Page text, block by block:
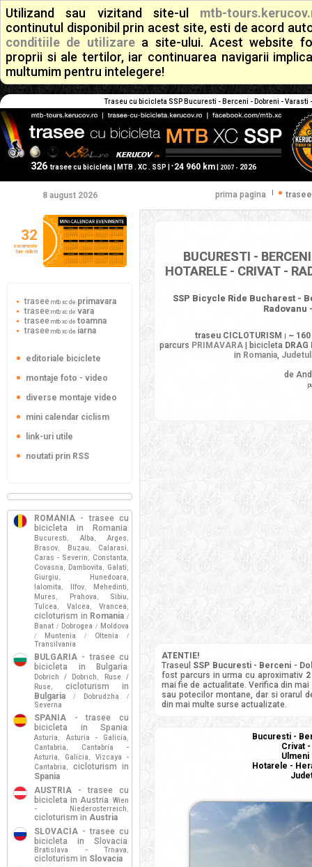
Utilizand sau vizitand site-ul mtb-
continutul disponibil prin acest site, esti de acord
conditiile de utilizarea site-ului. Acest website
proprii si ale tertilor, iar continuarea navigarii
multumim pentru intelegere!
Traseu cu bicicleta SSP Bucuresti - Berceni - Dobreni -
326 trasee cu bicicleta | MTB . XC . SSP | + 24 960 km| 2007 - 2026
8 august 2026 prima pagina
BUCURESTI -
HOTARELE - CRIVAT -
SSP Bicycle Ride Bucharest -
Radovanu
traseu CICLOTURISM
~
parcurs PRIMAVARA | bicicleta
in Romania,
de
ATENTIE!
Traseul SSP Bucuresti - Berceni -
fost parcurs in urma cu aproximativ
mai fie de actualitate. Verifica din
sau potecilor montane, dar si orarul
din mai multe surse actualizate.
Bucuresti -
Crivat
Ulmeni
Hotarele -
32
evenimente
ture ciclism
trasee mtb xc de primavara
trasee mtb xc de vara
trasee mtb xc de toamna
trasee mtb xc de iarna
editoriale biciclete
montaje foto - video
diverse montaje video
mini calendar ciclism
link-uri utile
noutati prin RSS
ROMANIA - trasee cu
bicicleta in Romania:
Bucuresti , Alba , Arges ,
Brasov, Buzau , Calarasi ,
Caras - Severin , Constanta ,
Covasna , Dambovita , Galati ,
Giurgiu , Hunedoara ,
Ialomita , Ilfov, Mehedinti ,
Mures , Prahova , Sibiu ,
Tulcea , Valcea , Vrancea ,
cicloturism in Romania /
Banat / Dobrogea / Moldova
/ Muntenia / Oltenia /
Transilvania
BULGARIA - trasee cu
bicicleta in Bulgaria:
Dobrich / Dobrich ,
Ruse /
Ruse,
cicloturism in
Bulgaria
/ Dobrudzha /
Severna
SPANIA - trasee cu
bicicleta in Spania:
Asturia , Asturia - Galicia ,
Cantabria ,
Cantabria -
Asturia , Galicia ,
Vizcaya -
Cantabria ,
cicloturism in
Spania
AUSTRIA - trasee cu
bicicleta in Austria: Wien
- Niederosterreich ,
cicloturism in Austria
SLOVACIA - trasee cu
bicicleta in Slovacia:
Bratislava - Trnava ,
cicloturism in Slovacia